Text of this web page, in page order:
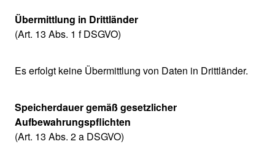
Übermittlung in Drittländer
(Art. 13 Abs. 1 f DSGVO)
Es erfolgt keine Übermittlung von Daten in Drittländer.
Speicherdauer gemäß gesetzlicher
Aufbewahrungspflichten
(Art. 13 Abs. 2 a DSGVO)